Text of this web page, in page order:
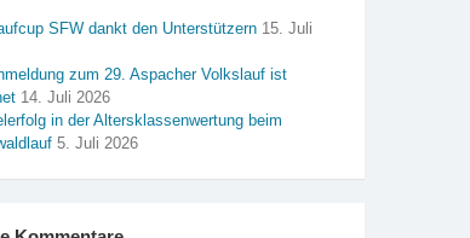
SFW dankt den Unterstützern 15. Juli
zum 29. Aspacher Volkslauf ist
14. Juli 2026
in der Altersklassenwertung beim
5. Juli 2026